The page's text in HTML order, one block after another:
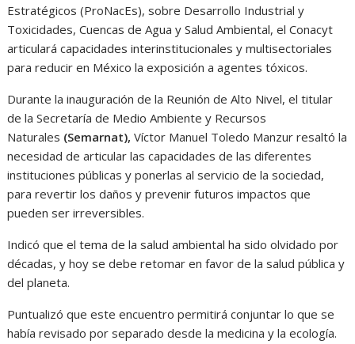
Estratégicos (ProNacEs), sobre Desarrollo Industrial y
Toxicidades, Cuencas de Agua y Salud Ambiental, el Conacyt
articulará capacidades interinstitucionales y multisectoriales
para reducir en México la exposición a agentes tóxicos.
Durante la inauguración de la Reunión de Alto Nivel, el titular
de la Secretaría de Medio Ambiente y Recursos
Naturales (Semarnat), Víctor Manuel Toledo Manzur resaltó la
necesidad de articular las capacidades de las diferentes
instituciones públicas y ponerlas al servicio de la sociedad,
para revertir los daños y prevenir futuros impactos que
pueden ser irreversibles.
Indicó que el tema de la salud ambiental ha sido olvidado por
décadas, y hoy se debe retomar en favor de la salud pública y
del planeta.
Puntualizó que este encuentro permitirá conjuntar lo que se
había revisado por separado desde la medicina y la ecología.